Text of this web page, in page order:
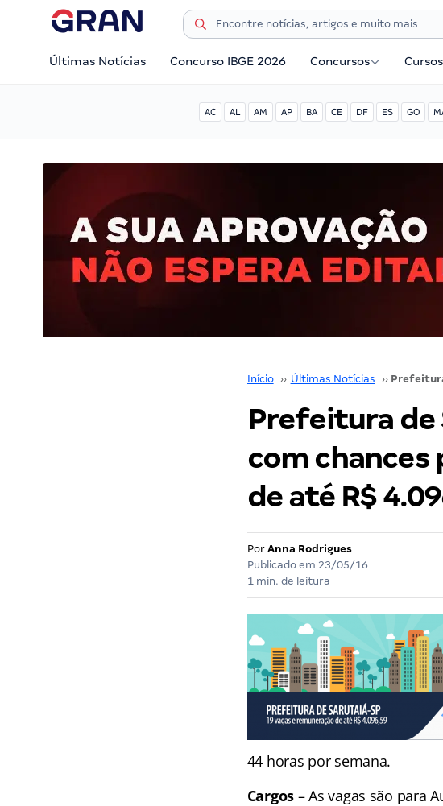
Últimas Notícias Concurso IBGE 2026 Concursos Cursos
AC AL AM AP BA CE DF ES GO
Início ›› Últimas Notícias ››
Prefeitura de
com chances
de até R$
Por Anna Rodrigues
Publicado em 23/05/16
1 min. de leitura
44 horas por semana.
Cargos– As vagas são para